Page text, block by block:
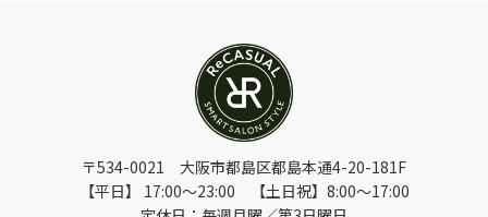
〒534-0021 大阪市都島区都島本通4-20-181F
【平日】 17:00～23:00 【土日祝】8:00～17:00